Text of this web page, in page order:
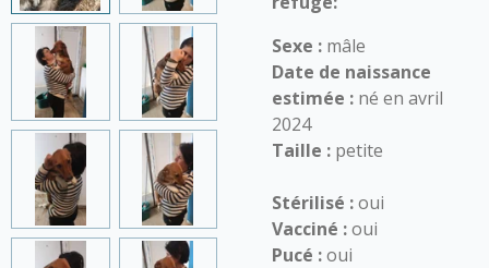
Sexe : mâle
Date de naissance
estimée : né en avril
2024
Taille : petite
Stérilisé :oui
Vacciné :oui
Pucé :oui